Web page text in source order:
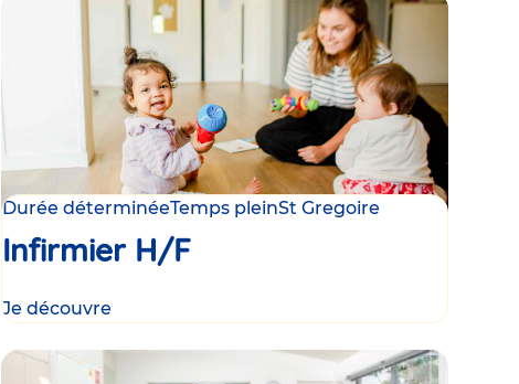
Durée déterminéeTemps pleinSt Gregoire
Infirmier H/F
Je découvre